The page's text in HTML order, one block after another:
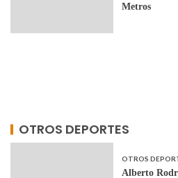
Metros
OTROS DEPORTES
OTROS
Alberto